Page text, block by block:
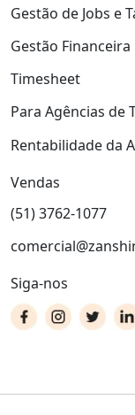
Gestão de Jobs e
Gestão Financeira
Timesheet
Para Agências de
Rentabilidade da
Vendas
(51) 3762-1077
Siga-nos